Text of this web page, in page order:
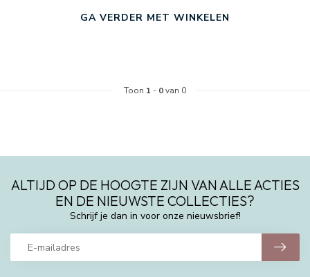
GA VERDER MET WINKELEN
Toon 1 - 0van 0
ALTIJD OP DE HOOGTE ZIJN VAN ALLE ACTIES
EN DE NIEUWSTE COLLECTIES?
Schrijf je dan in voor onze nieuwsbrief!